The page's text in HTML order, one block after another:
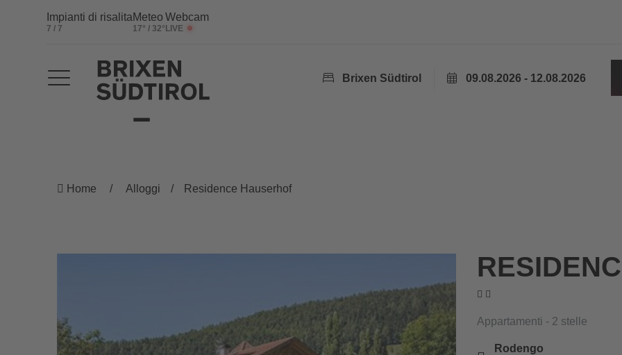
Impianti di risalita
7 / 7
Meteo
17° / 32°
Webcam
LIVE
Brixen Südtirol 09.08.2026 - 12.08.2026
Home Alloggi Residence Hauserhof
Appartamenti - 2 stelle
Rodengo